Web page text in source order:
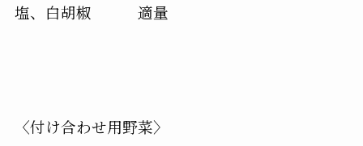
塩、白胡椒 適量
〈付け合わせ用野菜〉